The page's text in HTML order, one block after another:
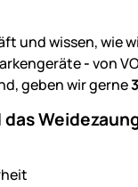
und wissen, wie
-von
geben wir gerne